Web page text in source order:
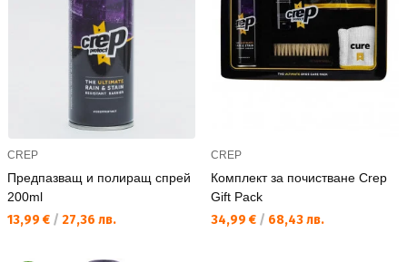
CREP
Предпазващ и полиращ спрей
200ml
Текуща цена:
13,99 € / 27,36 лв.
CREP
Комплект за почистване Crep
Gift Pack
Текуща цена:
34,99 € / 68,43 лв.